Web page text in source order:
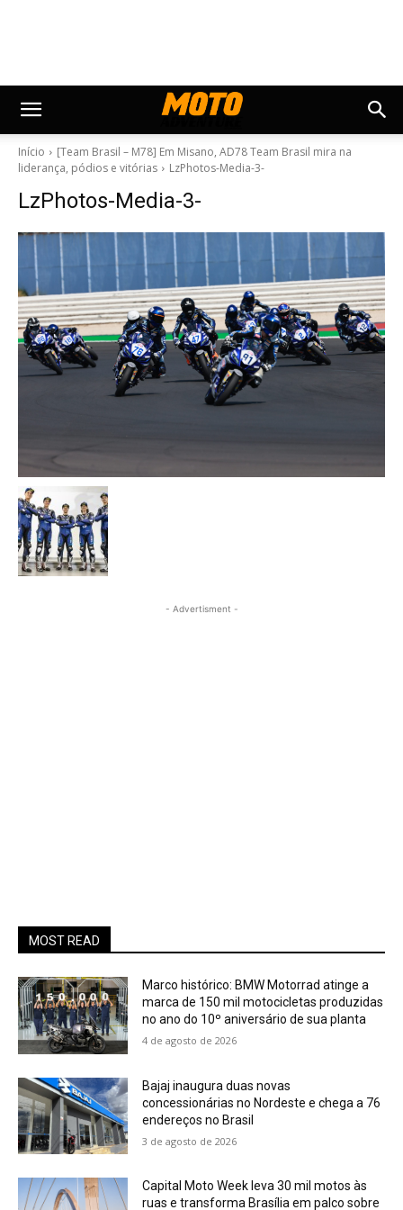
Início
[Team Brasil – M78] Em Misano, AD78 Team Brasil mira na
liderança, pódios e vitórias
LzPhotos-Media-3-
LzPhotos-Media-3-
- Advertisment -
MOST READ
Marco histórico: BMW Motorrad atinge a
marca de 150 mil motocicletas produzidas
no ano do 10º aniversário de sua planta
4 de agosto de 2026
Bajaj inaugura duas novas
concessionárias no Nordeste e chega a 76
endereços no Brasil
3 de agosto de 2026
Capital Moto Week leva 30 mil motos às
ruas e transforma Brasília em palco sobre